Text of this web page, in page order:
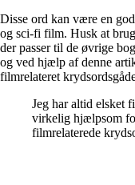
Disse ord kan være en
og sci-fi film. Husk at
der passer til de øvrige
og ved hjælp af denne
filmrelateret
Jeg har altid elsket
virkelig hjælpsom
filmrelaterede